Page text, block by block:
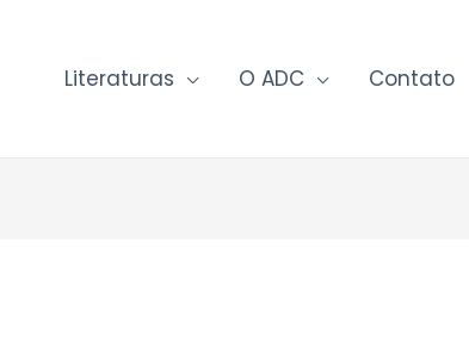
Literaturas O ADC Contato